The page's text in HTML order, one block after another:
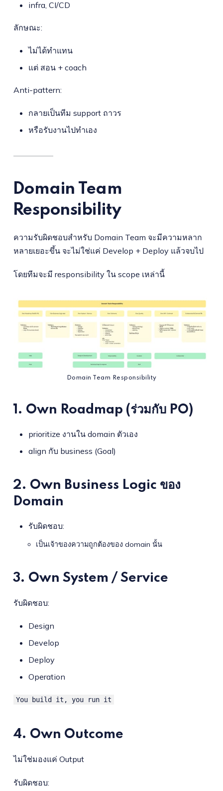
infra, CI/CD
ลักษณะ:
ไม่ได้ทำแทน
แต่ สอน + coach
Anti-pattern:
กลายเป็นทีม support ถาวร
หรือรับงานไปทำเอง
Domain Team
Responsibility
ความรับผิดชอบสำหรับ Domain Team จะมีความหลาก
หลายเยอะขึ้น จะไม่ใช่แค่ Develop + Deploy แล้วจบไป
โดยทีมจะมี responsibility ใน scope เหล่านี้
Domain Team Responsibility
1. Own Roadmap (ร่วมกับ PO)
prioritize งานใน domain ตัวเอง
align กับ business (Goal)
2. Own Business Logic ของ
Domain
รับผิดชอบ:
เป็นเจ้าของความถูกต้องของ domain นั้น
3. Own System / Service
รับผิดชอบ:
Design
Develop
Deploy
Operation
You build it, you run it
4. Own Outcome
ไม่ใช่มองแค่ Output
รับผิดชอบ: